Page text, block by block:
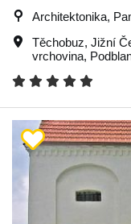
Architektonika,
Těchobuz, Jižní
vrchovina,